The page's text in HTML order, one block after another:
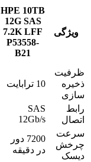
ویژگی
HPE 10TB
12G SAS
7.2K LFF
P53558-
B21
ظرفیت
ذخیره
سازی
10 ترابایت
رابط
اتصال
SAS
12Gb/s
سرعت
چرخش
دیسک
7200 دور
در دقیقه